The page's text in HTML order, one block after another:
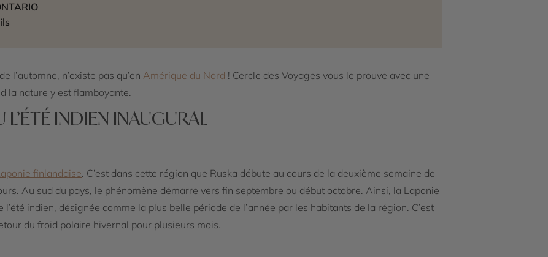
l’automne, n’existe pas qu’en Amérique du Nord ! Cercle des Voyages vous le prouve avec une
la nature y est flamboyante.
INDIEN INAUGURAL
finlandaise. C’est dans cette région que Ruska débute au cours de la deuxième semaine de
Au sud du pays, le phénomène démarre vers fin septembre ou début octobre. Ainsi, la Laponie
indien, désignée comme la plus belle période de l’année par les habitants de la région. C’est
du froid polaire hivernal pour plusieurs mois.